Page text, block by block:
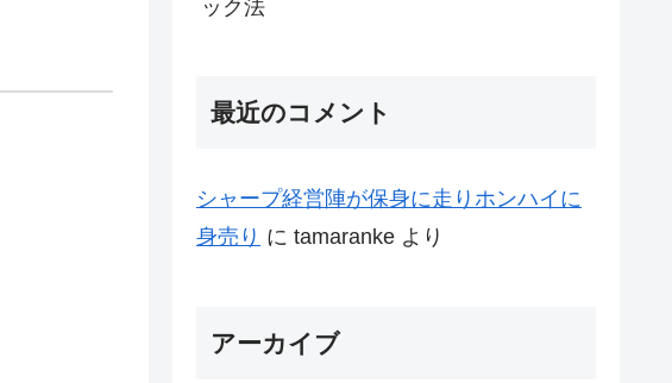
ック法
最近のコメント
シャープ経営陣が保身に走りホンハイに
身売り に tamaranke より
アーカイブ